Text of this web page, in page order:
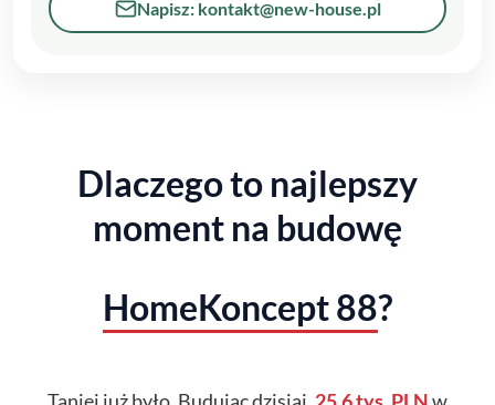
Napisz: kontakt@new-house.pl
Dlaczego to najlepszy
moment na budowę
HomeKoncept 88?